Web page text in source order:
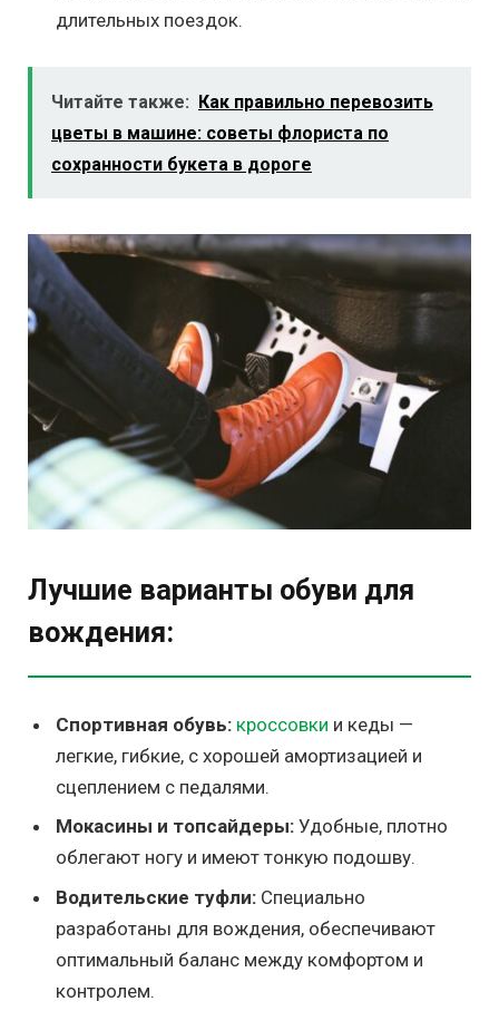
длительных поездок.
Читайте также:
Как правильно перевозить
цветы в машине: советы флориста по
сохранности букета в дороге
Лучшие варианты обуви для
вождения:
Спортивная обувь: кроссовки и кеды —
легкие, гибкие, с хорошей амортизацией и
сцеплением с педалями.
Мокасины и топсайдеры: Удобные, плотно
облегают ногу и имеют тонкую подошву.
Водительские туфли: Специально
разработаны для вождения, обеспечивают
оптимальный баланс между комфортом и
контролем.